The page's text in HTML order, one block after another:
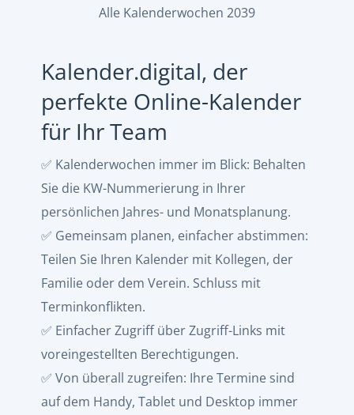
Alle Kalenderwochen 2039
Kalender.digital, der
perfekte Online-Kalender
für Ihr Team
✅ Kalenderwochen immer im Blick: Behalten
Sie die KW-Nummerierung in Ihrer
persönlichen Jahres- und Monatsplanung.
✅ Gemeinsam planen, einfacher abstimmen:
Teilen Sie Ihren Kalender mit Kollegen, der
Familie oder dem Verein. Schluss mit
Terminkonflikten.
✅ Einfacher Zugriff über Zugriff-Links mit
voreingestellten Berechtigungen.
✅ Von überall zugreifen: Ihre Termine sind
auf dem Handy, Tablet und Desktop immer